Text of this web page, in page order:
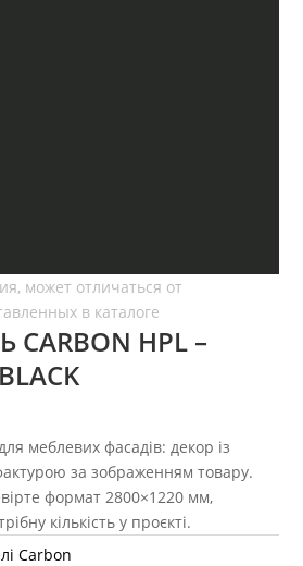
HPL –
меблевих фасадів: декор із
за зображенням товару.
формат 2800×1220 мм,
кількість у проєкті.
Carbon